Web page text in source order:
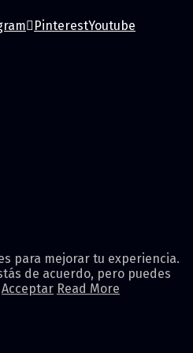
PinterestYoutube
para mejorar tu experiencia.
de acuerdo, pero puedes
Acceptar Read More